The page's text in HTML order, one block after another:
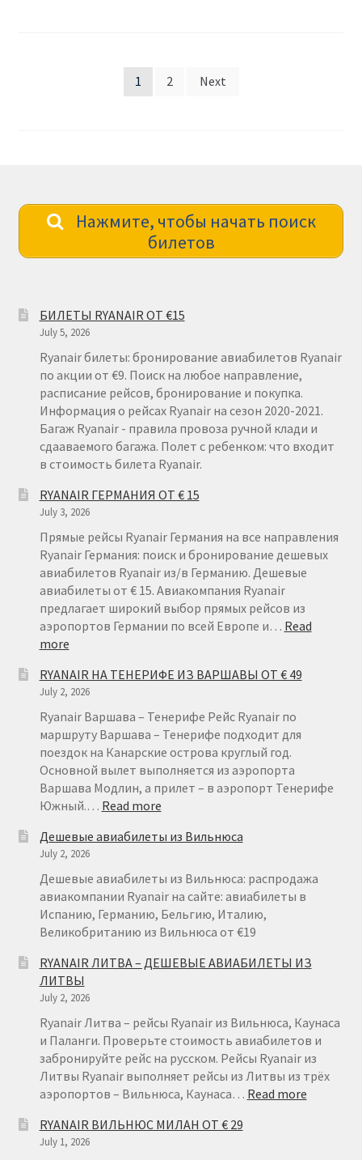
1 2 Next
Нажмите, чтобы начать поиск
билетов
БИЛЕТЫ RYANAIR ОТ €15
July 5, 2026
Ryanair билеты: бронирование авиабилетов Ryanair
по акции от €9. Поиск на любое направление,
расписание рейсов, бронирование и покупка.
Информация о рейсах Ryanair на сезон 2020-2021.
Багаж Ryanair - правила провоза ручной клади и
сдааваемого багажа. Полет с ребенком: что входит
в стоимость билета Ryanair.
RYANAIR ГЕРМАНИЯ ОТ € 15
July 3, 2026
Прямые рейсы Ryanair Германия на все направления
Ryanair Германия: поиск и бронирование дешевых
авиабилетов Ryanair из/в Германию. Дешевые
авиабилеты от € 15. Авиакомпания Ryanair
предлагает широкий выбор прямых рейсов из
аэропортов Германии по всей Европе и… Read
more:
ГЕРМАНИЯ
ОТ
€
15
RYANAIR НА ТЕНЕРИФЕ ИЗ ВАРШАВЫ ОТ € 49
July 2, 2026
Ryanair Варшава – Тенерифе Рейс Ryanair по
маршруту Варшава – Тенерифе подходит для
поездок на Канарские острова круглый год.
Основной вылет выполняется из аэропорта
Варшава Модлин, а прилет – в аэропорт Тенерифе
Южный.… Read more:
НА
ИЗ
ВАРШАВЫ
ОТ
€
Дешевые авиабилеты из Вильнюса
July 2, 2026
Дешевые авиабилеты из Вильнюса: распродажа
авиакомпании Ryanair на сайте: авиабилеты в
Испанию, Германию, Бельгию, Италию,
Великобританию из Вильнюса от €19
RYANAIR ЛИТВА – ДЕШЕВЫЕ АВИАБИЛЕТЫ ИЗ
ЛИТВЫ
July 2, 2026
Ryanair Литва – рейсы Ryanair из Вильнюса, Каунаса
и Паланги. Проверьте стоимость авиабилетов и
забронируйте рейс на русском. Рейсы Ryanair из
Литвы Ryanair выполняет рейсы из Литвы из трёх
аэропортов – Вильнюса, Каунаса… Read more:
RYANAIR ВИЛЬНЮС МИЛАН ОТ € 29
July 1, 2026